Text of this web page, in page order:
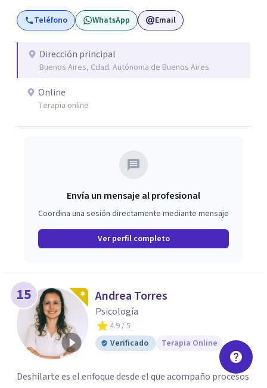
vitales, crisis vocacionales, depresión, ansiedad, etc. -
Psicoterapia de PAREJAS (TCC- Gottman- TCE/apego) –
adolescentes (crianza respetuosa y disciplina positiva). -
Enfoque integrativo y actualizado, con herramientas
evidencia científica, desde lo cognitivo- conductual, la
Teléfono WhatsApp Email
Dirección principal
Buenos Aires, Cdad. Autónoma de Buenos Aires
Online
Terapia online
Envía un mensaje al profesional
Coordina una sesión directamente mediante mensaje
Ver perfil completo
15 Andrea Torres
Psicología
4.9/ 5
Verificado
Terapia Online
Deshilarte es el enfoque desde el que acompaño procesos